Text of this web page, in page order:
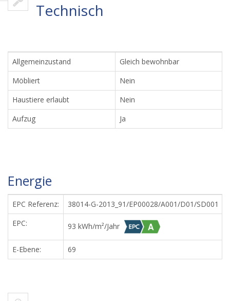
Technisch
Allgemeinzustand
Gleich bewohnbar
Möbliert
Nein
Haustiere erlaubt
Nein
Aufzug
Ja
Energie
EPC Referenz:
38014-G-2013_91/EP00028/A001/D01/SD001
EPC:
93 kWh/m²/Jahr
E-Ebene: 69